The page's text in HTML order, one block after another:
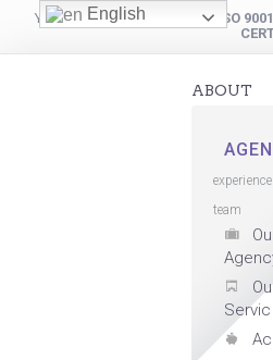
YOUR DIGITAL PARTNER
ISO
ABOUT
team
English